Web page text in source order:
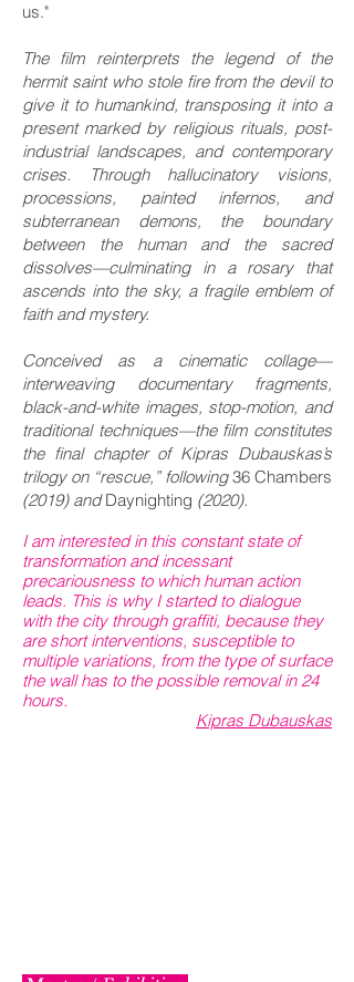
us."
The film reinterprets the legend of the
hermit saint who stole fire from the devil to
give it to humankind, transposing it into a
present marked by religious rituals, post-
industrial landscapes, and contemporary
crises. Through hallucinatory visions,
processions, painted infernos, and
subterranean demons, the boundary
between the human and the sacred
dissolves—culminating in a rosary that
ascends into the sky, a fragile emblem of
faith and mystery.
Conceived as a cinematic collage—
interweaving documentary fragments,
black-and-white images, stop-motion, and
traditional techniques—the film constitutes
the final chapter of Kipras Dubauskas’s
trilogy on “rescue,” following36 Chambers
(2019) andDaynighting (2020).
I am interested in this constant state of
transformation and incessant
precariousness to which human action
leads. This is why I started to dialogue
with the city through graffiti, because they
are short interventions, susceptible to
multiple variations, from the type of surface
the wall has to the possible removal in 24
hours.
Kipras Dubauskas